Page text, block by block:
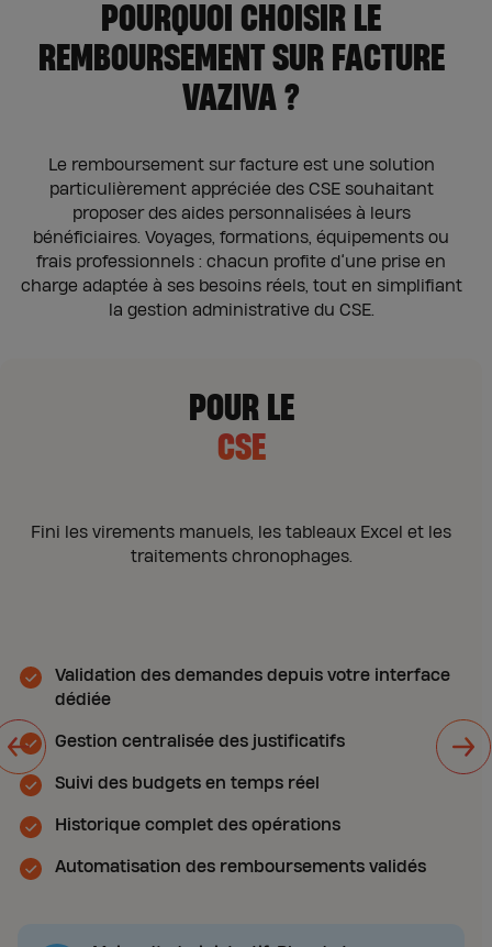
POURQUOI CHOISIR LE
REMBOURSEMENT SUR FACTURE
VAZIVA ?
Le remboursement sur facture est une solution
particulièrement appréciée des CSE souhaitant
proposer des aides personnalisées à leurs
bénéficiaires. Voyages, formations, équipements ou
frais professionnels : chacun profite d’une prise en
charge adaptée à ses besoins réels, tout en simplifiant
la gestion administrative du CSE.
POUR LE
CSE
Fini les virements manuels, les tableaux Excel et les
traitements chronophages.
Validation des demandes depuis votre interface
dédiée
Gestion centralisée des justificatifs
Suivi des budgets en temps réel
Historique complet des opérations
Automatisation des remboursements validés